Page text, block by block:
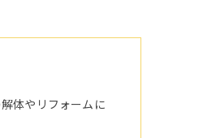
体やリフォームに